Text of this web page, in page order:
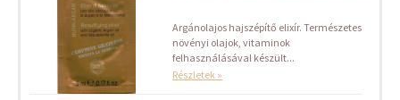
Argánolajos hajszépítő elixír. Természetes
növényi olajok, vitaminok
felhasználásával készült...
Részletek »